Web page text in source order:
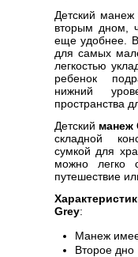
Детский
вторым дном,
еще удобнее.
для самых
легкостью
ребенок
нижний
пространства
Детский манеж
складной
сумкой для
можно легко
путешествие
Grey:
Манеж
Второе дно